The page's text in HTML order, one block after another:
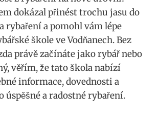
‍dokázal přinést trochu jasu do
rybaření a pomohl vám lépe
škole ve Vodňanech. Bez‍
právě začínáte jako rybář⁢ nebo
věřím, že tato škola nabízí
informace, dovednosti a
úspěšné a radostné rybaření.